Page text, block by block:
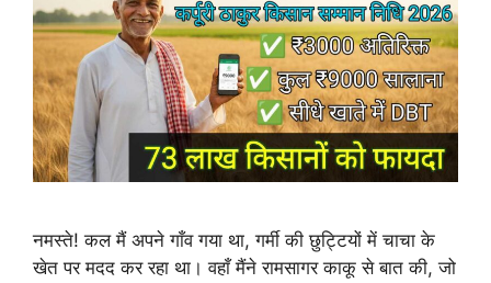
नमस्ते! कल मैं अपने गाँव गया था, गर्मी की छुट्टियों में चाचा के
खेत पर मदद कर रहा था। वहाँ मैंने रामसागर काकू से बात की, जो